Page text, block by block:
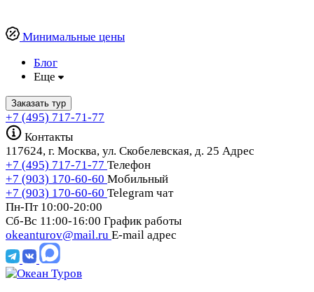
Минимальные цены
Блог
Еще
Заказать тур
+7 (495) 717-71-77
Контакты
117624, г. Москва, ул. Скобелевская, д. 25 Адрес
+7 (495) 717-71-77 Телефон
+7 (903) 170-60-60 Мобильный
+7 (903) 170-60-60 Telegram чат
Пн-Пт 10:00-20:00
Сб-Вс 11:00-16:00 График работы
okeanturov@mail.ru E-mail адрес